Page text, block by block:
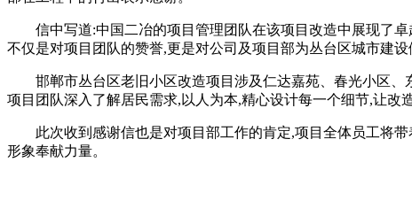
信中写道:中国二冶的项目管理团队在该项目改造中展现了
不仅是对项目团队的赞誉,更是对公司及项目部为丛台区城市建设
邯郸市丛台区老旧小区改造项目涉及仁达嘉苑、春光小区
项目团队深入了解居民需求,以人为本,精心设计每一个细节,让改
此次收到感谢信也是对项目部工作的肯定,项目全体员工将
形象奉献力量。